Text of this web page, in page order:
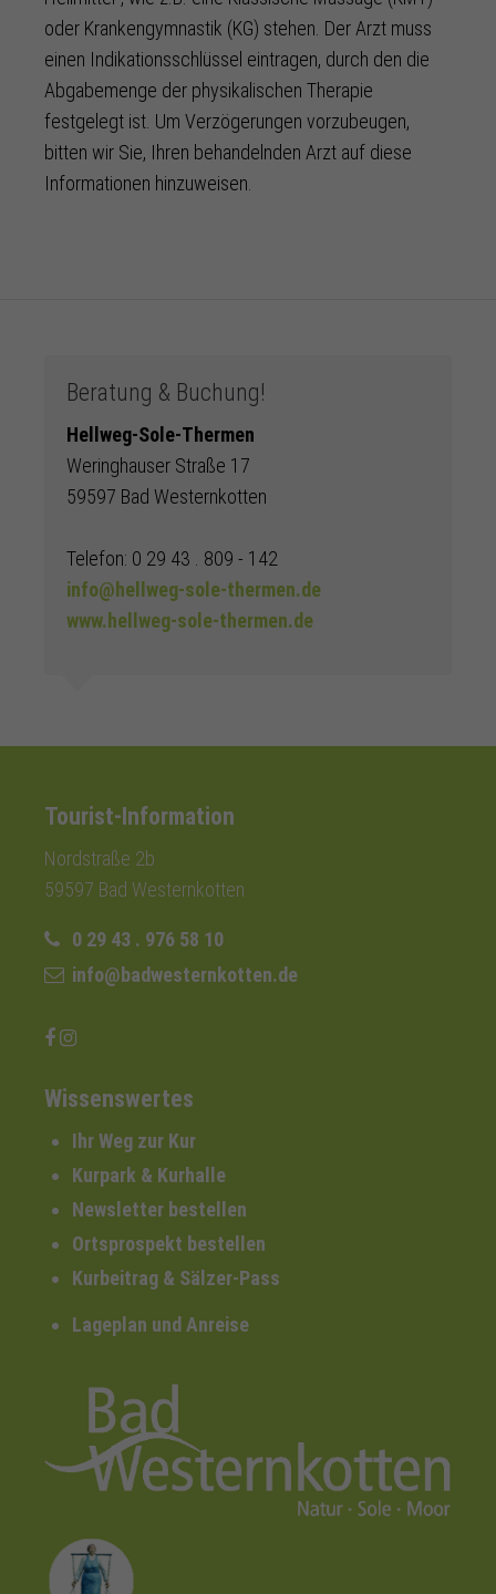
oder Krankengymnastik (KG) stehen. Der Arzt muss
einen Indikationsschlüssel eintragen, durch den die
Abgabemenge der physikalischen Therapie
festgelegt ist. Um Verzögerungen vorzubeugen,
bitten wir Sie, Ihren behandelnden Arzt auf diese
Informationen hinzuweisen.
Beratung & Buchung!
Hellweg-Sole-Thermen
Weringhauser Straße 17
59597 Bad Westernkotten
Telefon: 0 29 43 . 809 - 142
info@hellweg-sole-thermen.de
www.hellweg-sole-thermen.de
Tourist-Information
Nordstraße 2b
59597 Bad Westernkotten
0 29 43 . 976 58 10
info@badwesternkotten.de
Wissenswertes
Ihr Weg zur Kur
Kurpark & Kurhalle
Newsletter bestellen
Ortsprospekt bestellen
Kurbeitrag & Sälzer-Pass
Lageplan und Anreise